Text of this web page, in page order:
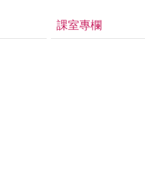
課室專欄